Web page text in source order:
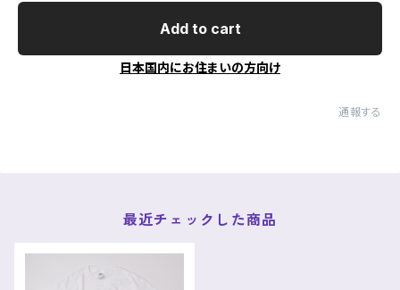
Add to cart
日本国内にお住まいの方向け
通報する
最近チェックした商品